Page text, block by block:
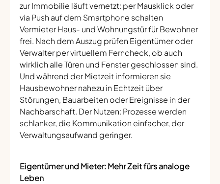
zur Immobilie läuft vernetzt: per Mausklick oder
via Push auf dem Smartphone schalten
Vermieter Haus- und Wohnungstür für Bewohner
frei. Nach dem Auszug prüfen Eigentümer oder
Verwalter per virtuellem Ferncheck, ob auch
wirklich alle Türen und Fenster geschlossen sind.
Und während der Mietzeit informieren sie
Hausbewohner nahezu in Echtzeit über
Störungen, Bauarbeiten oder Ereignisse in der
Nachbarschaft. Der Nutzen: Prozesse werden
schlanker, die Kommunikation einfacher, der
Verwaltungsaufwand geringer.
Eigentümer und Mieter: Mehr Zeit fürs analoge
Leben